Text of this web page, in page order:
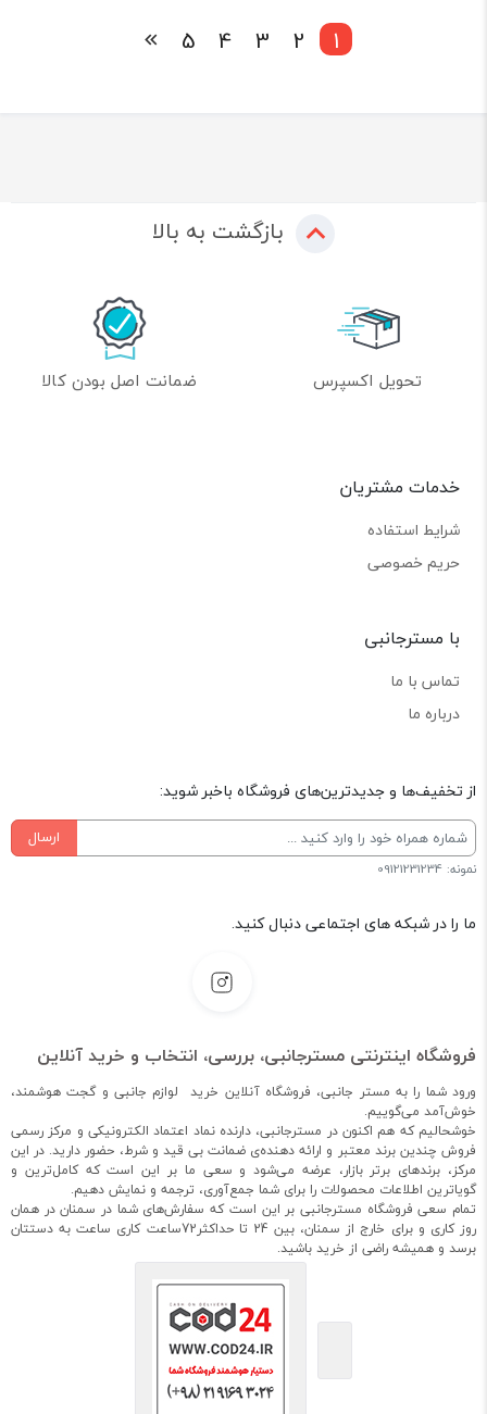
1
2
3
4
5
بازگشت به بالا
تحویل اکسپرس ضمانت اصل بودن کالا
خدمات مشتریان
شرایط استفاده
حریم خصوصی
با مسترجانبی
تماس با ما
درباره ما
از تخفیف‌ها و جدیدترین‌های فروشگاه باخبر شوید:
ارسال
نمونه: 09121231234
ما را در شبکه های اجتماعی دنبال کنید.
فروشگاه اینترنتی مسترجانبی، بررسی، انتخاب و خرید آنلاین
ورود شما را به مستر جانبی، فروشگاه آنلاین خرید لوازم جانبی و گجت هوشمند،
خوش‌آمد می‌گوییم.
خوشحالیم که هم اکنون در مسترجانبی، دارنده نماد اعتماد الکترونیکی و مرکز رسمی
فروش چندین برند معتبر و ارائه دهنده‌ی ضمانت بی قید و شرط، حضور دارید. در این
مرکز، برندهای برتر بازار، عرضه می‌شود و سعی ما بر این است که کامل‌ترین و
گویاترین اطلاعات محصولات را برای شما جمع‌آوری، ترجمه و نمایش دهیم.
تمام سعی فروشگاه مسترجانبی بر این است که سفارش‌های شما در سمنان در همان
روز کاری و برای خارج از سمنان، بین 24 تا حداکثر72ساعت کاری ساعت به دستتان
برسد و همیشه راضی از خرید باشید.